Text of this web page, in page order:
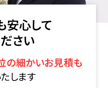
安心して
さい
の細かいお見積も
します